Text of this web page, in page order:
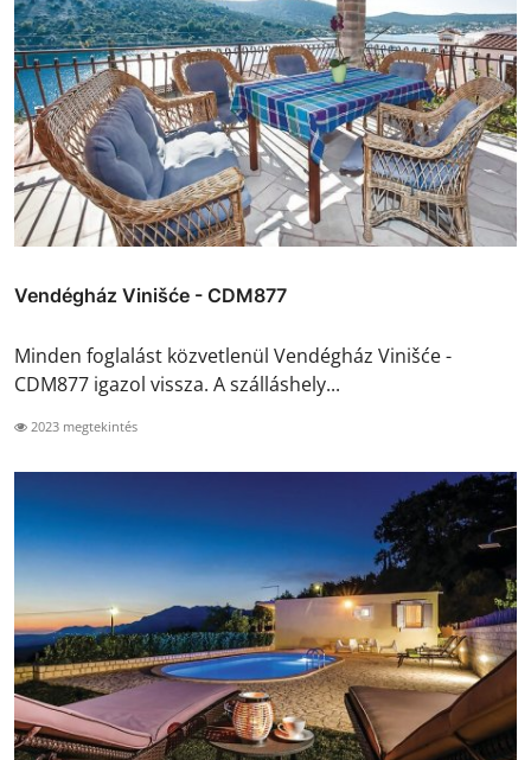
Vendégház Vinišće - CDM877
Minden foglalást közvetlenül Vendégház Vinišće -
CDM877 igazol vissza. A szálláshely...
2023 megtekintés